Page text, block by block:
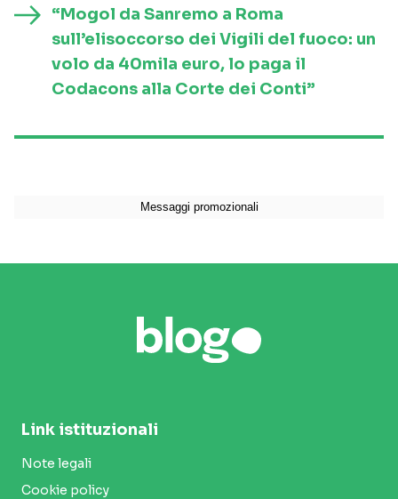
“Mogol da Sanremo a Roma
sull’elisoccorso dei Vigili del fuoco: un
volo da 40mila euro, lo paga il
Codacons alla Corte dei Conti”
Link istituzionali
Note legali
Cookie policy